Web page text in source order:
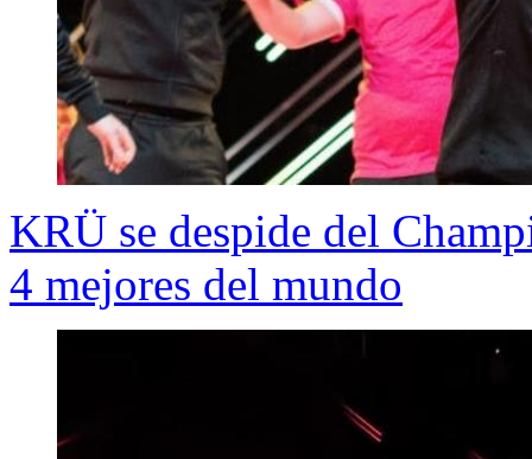
KRÜ se despide del
4 mejores del mundo